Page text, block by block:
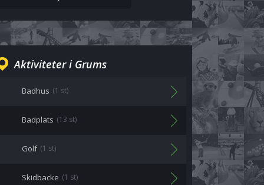
Aktiviteter i Grums
Badhus (1 st)
Badplats (13 st)
Golf (1 st)
Skidbacke (1 st)